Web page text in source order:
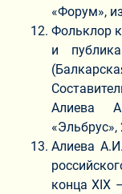
«Форум»,
Фольклор
и
Алиева
«Эльбрус»,
Алиева
конца ХIХ